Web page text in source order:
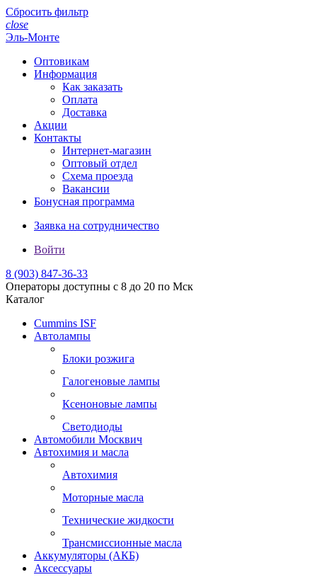
Сбросить фильтр
close
Эль-Монте
Оптовикам
Информация
Как заказать
Оплата
Доставка
Акции
Контакты
Интернет-магазин
Оптовый отдел
Схема проезда
Вакансии
Бонусная программа
Заявка на сотрудничество
Войти
8 (903) 847-36-33
Операторы доступны с 8 до 20 по Мск
Каталог
Cummins ISF
Автолампы
Блоки розжига
Галогеновые лампы
Ксеноновые лампы
Светодиоды
Автомобили Москвич
Автохимия и масла
Автохимия
Моторные масла
Технические жидкости
Трансмиссионные масла
Аккумуляторы (АКБ)
Аксессуары